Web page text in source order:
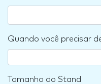
Quando você precisar
Tamanho do Stand